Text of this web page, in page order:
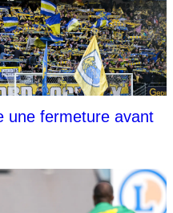
une fermeture avant